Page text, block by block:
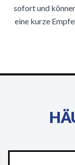
sofort und
eine kurze